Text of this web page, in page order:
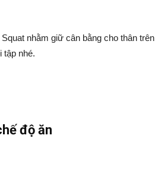
nhằm giữ cân bằng cho thân trên
tập nhé.
độ ăn